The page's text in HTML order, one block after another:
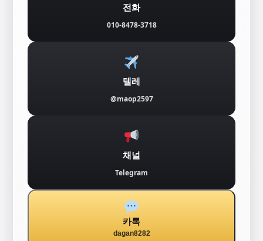
전화
010-8478-3718
텔레
@maop2597
채널
Telegram
카톡
dagan8282